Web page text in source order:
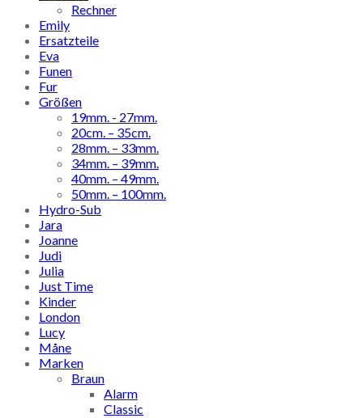
Rechner
Emily
Ersatzteile
Eva
Funen
Fur
Größen
19mm. - 27mm.
20cm. – 35cm.
28mm. – 33mm.
34mm. – 39mm.
40mm. – 49mm.
50mm. – 100mm.
Hydro-Sub
Jara
Joanne
Judi
Julia
Just Time
Kinder
London
Lucy
Måne
Marken
Braun
Alarm
Classic